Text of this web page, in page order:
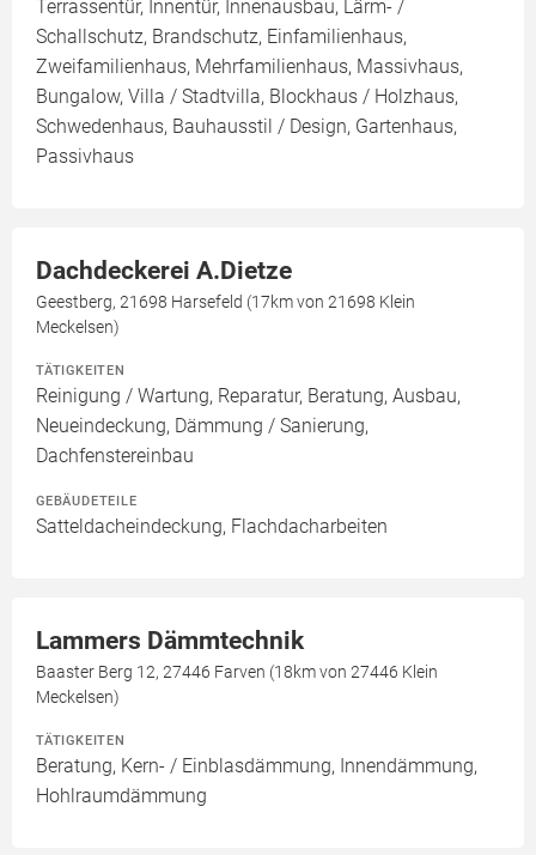
Terrassentür, Innentür, Innenausbau, Lärm- /
Schallschutz, Brandschutz, Einfamilienhaus,
Zweifamilienhaus, Mehrfamilienhaus, Massivhaus,
Bungalow, Villa / Stadtvilla, Blockhaus / Holzhaus,
Schwedenhaus, Bauhausstil / Design, Gartenhaus,
Passivhaus
Dachdeckerei A.Dietze
Geestberg, 21698 Harsefeld (17km von 21698 Klein
Meckelsen)
TÄTIGKEITEN
Reinigung / Wartung, Reparatur, Beratung, Ausbau,
Neueindeckung, Dämmung / Sanierung,
Dachfenstereinbau
GEBÄUDETEILE
Satteldacheindeckung, Flachdacharbeiten
Lammers Dämmtechnik
Baaster Berg 12, 27446 Farven (18km von 27446 Klein
Meckelsen)
TÄTIGKEITEN
Beratung, Kern- / Einblasdämmung, Innendämmung,
Hohlraumdämmung